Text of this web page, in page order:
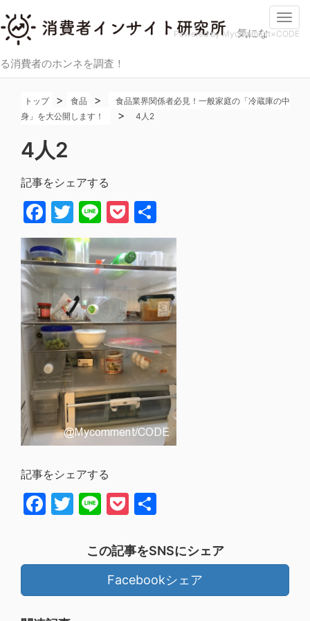
気にな
る消費者のホンネを調査！
Powered by Mycomment×CODE
トップ > 食品 >
食品業界関係者必見！一般家庭の「冷蔵庫の中
身」を大公開します！
> 4人2
4人2
記事をシェアする
Facebook
Twitter
LinePocket
有
記事をシェアする
Facebook
Twitter
LinePocket
この記事をSNSにシェア
Facebookシェア